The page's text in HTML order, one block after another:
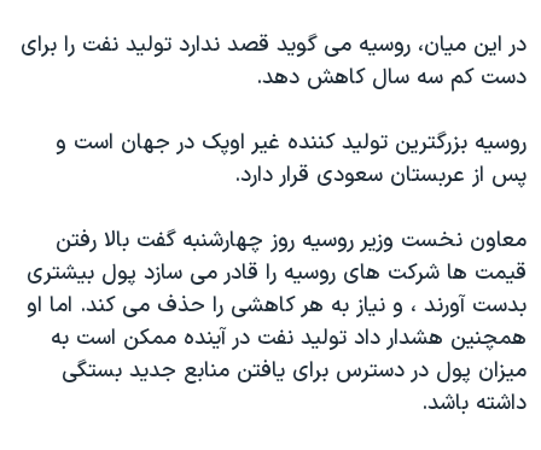
قانون شفافیت دارائی کادر رهبری ایران
اعتراضات مردمی آبان ۹۸
نرگس محمدی برنده جایزه نوبل صلح
صفحه‌های ویژه
سفر پرزیدنت ترامپ به چین
در این میان، روسیه می گوید قصد ندارد تولید نفت را برای
دست کم سه سال کاهش دهد.
روسیه بزرگترین تولید کننده غیر اوپک در جهان است و
پس از عربستان سعودی قرار دارد.
معاون نخست وزیر روسیه روز چهارشنبه گفت بالا رفتن
قیمت ها شرکت های روسیه را قادر می سازد پول بیشتری
بدست آورند ، و نیاز به هر کاهشی را حذف می کند. اما او
همچنین هشدار داد تولید نفت در آینده ممکن است به
میزان پول در دسترس برای یافتن منابع جدید بستگی
داشته باشد.